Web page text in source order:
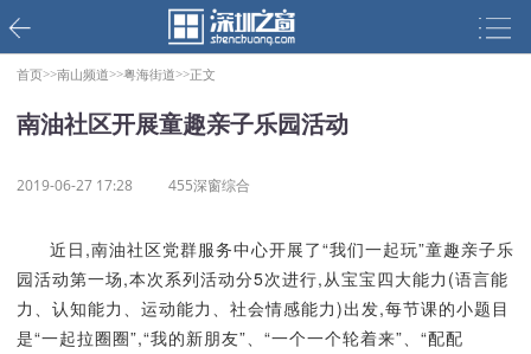
首页>>南山频道>>粤海街道>>正文
南油社区开展童趣亲子乐园活动
2019-06-27 17:28 455深窗综合
近日,南油社区党群服务中心开展了“我们一起玩”童趣亲子乐
园活动第一场,本次系列活动分5次进行,从宝宝四大能力(语言能
力、认知能力、运动能力、社会情感能力)出发,每节课的小题目
是“一起拉圈圈”,“我的新朋友”、“一个一个轮着来”、“配配